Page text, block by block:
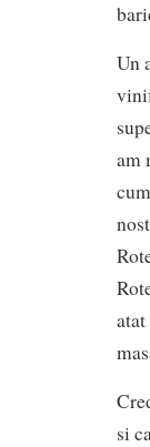
Un
am
si